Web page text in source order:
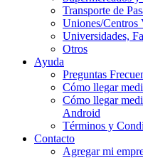
Transporte de
Uniones/Centros
Universidades,
Otros
Ayuda
Preguntas
Cómo llegar
Cómo llegar
Android
Términos y
Contacto
Agregar mi